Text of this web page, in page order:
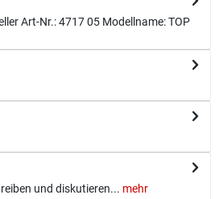
Art-Nr.: 4717 05 Modellname: TOP
und diskutieren... mehr